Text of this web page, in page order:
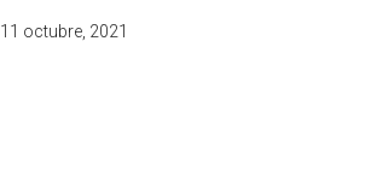
11 octubre, 2021